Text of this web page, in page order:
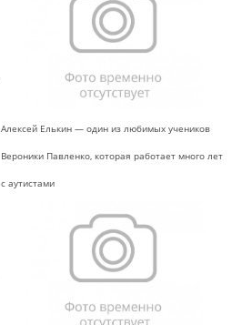
Алексей Елькин — один из любимых учеников
Вероники Павленко, которая работает много лет
с аутистами